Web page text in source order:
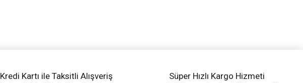
Kredi Kartı ile Taksitli Alışveriş Süper Hızlı Kargo Hizmeti